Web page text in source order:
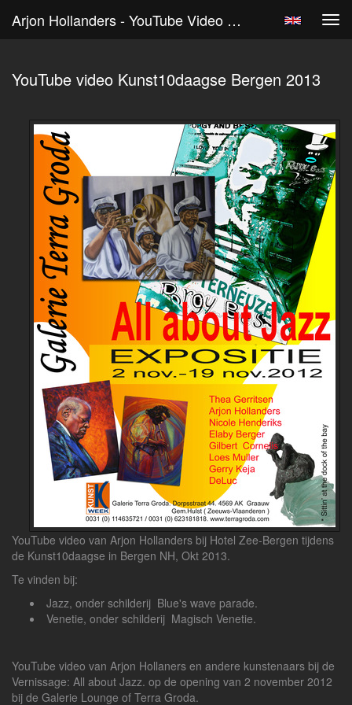
Arjon Hollanders - YouTube Video Kunst10daagse Bergen 2013
YouTube video Kunst10daagse Bergen 2013
YouTube video van Arjon Hollanders bij Hotel Zee-Bergen tijdens
de Kunst10daagse in Bergen NH, Okt 2013.
Te vinden bij:
Jazz, onder schilderij Blue's wave parade.
Venetie, onder schilderij Magisch Venetie.
YouTube video van Arjon Hollaners en andere kunstenaars bij de
Vernissage: All about Jazz. op de opening van 2 november 2012
bij de Galerie Lounge of Terra Groda.